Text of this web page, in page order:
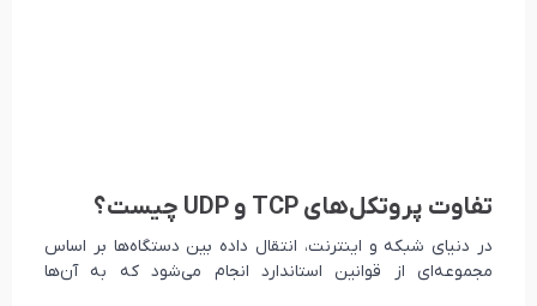
تفاوت پروتکل‌های TCP و UDP چیست؟
در دنیای شبکه و اینترنت، انتقال داده بین دستگاه‌ها بر اساس
مجموعه‌ای از قوانین استاندارد انجام می‌شود که به آن‌ها